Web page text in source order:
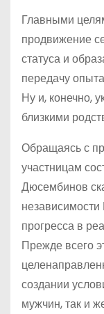
Главными
продвижение
статуса и
передачу
Ну и, конечно,
близкими
Обращаясь с
участницам
Дюсембинов
независимости
прогресса в
Прежде всего
создании
мужчин, так и